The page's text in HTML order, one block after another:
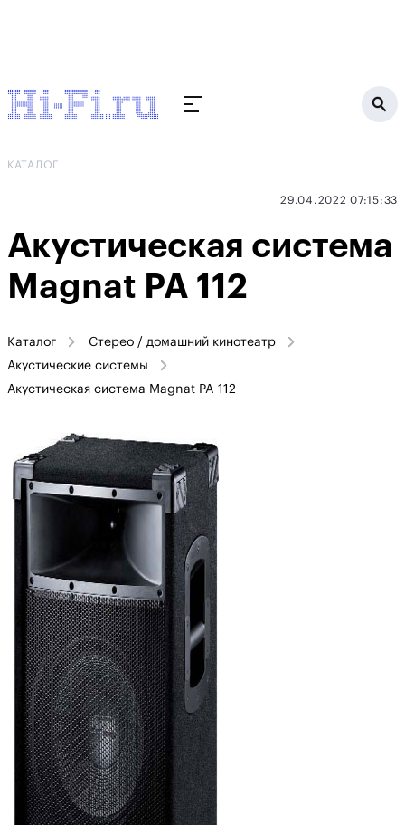
КАТАЛОГ
29.04.2022 07:15:33
Акустическая система
Magnat PA 112
Каталог
Стерео / домашний кинотеатр
Акустические системы
Акустическая система Magnat PA 112